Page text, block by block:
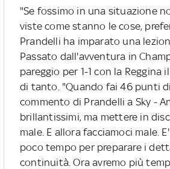
"Se fossimo in una situazione
viste come stanno le cose,
Prandelli ha imparato una
Passato dall'avventura in
pareggio per 1-1 con la
di tanto. "Quando fai 46 punti
commento di Prandelli a Sky -
brillantissimi, ma mettere in
male. E allora facciamoci
poco tempo per preparare i
continuità. Ora avremo più